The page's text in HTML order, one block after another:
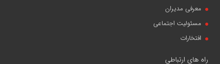
معرفی مدیران
مسئولیت اجتماعی
افتخارات
راه های ارتباطی